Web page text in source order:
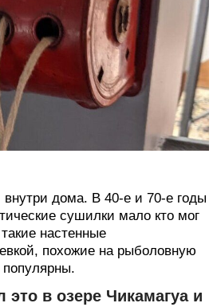
внутри дома. В 40-е и 70-е годы
сушилки мало кто мог
настенные
похожие на рыболовную
в озере Чикамагуа и